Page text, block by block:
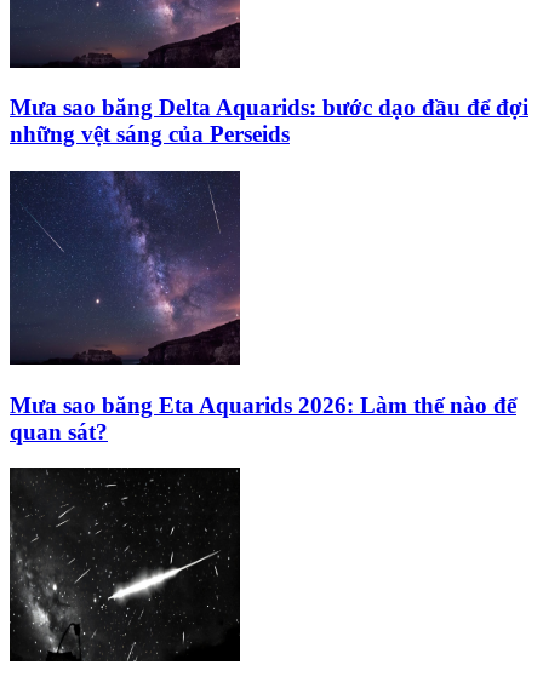
Mưa sao băng Delta Aquarids: bước dạo đầu để đợi
những vệt sáng của Perseids
Mưa sao băng Eta Aquarids 2026: Làm thế nào để
quan sát?